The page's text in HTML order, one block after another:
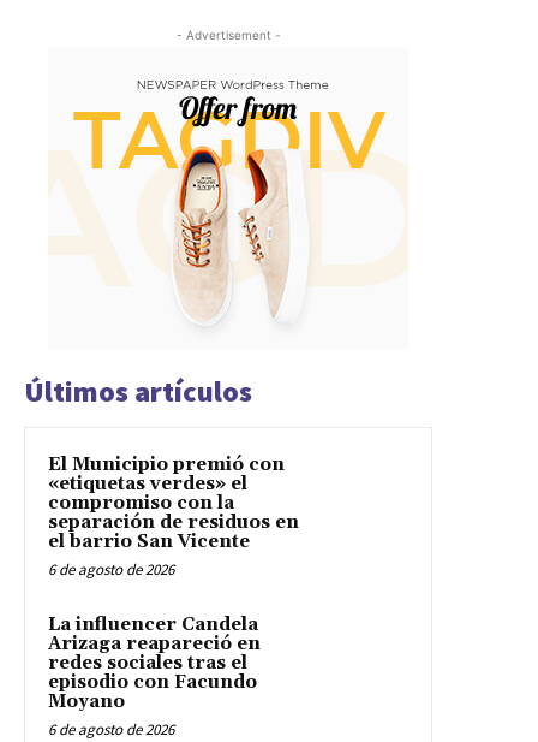
- Advertisement -
Últimos artículos
El Municipio premió con
«etiquetas verdes» el
compromiso con la
separación de residuos en
el barrio San Vicente
6 de agosto de 2026
La influencer Candela
Arizaga reapareció en
redes sociales tras el
episodio con Facundo
Moyano
6 de agosto de 2026